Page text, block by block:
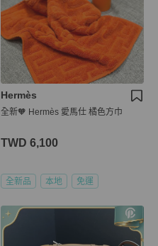
Hermès
全新🧡 Hermès 愛馬仕 橘色方巾
TWD 6,100
全新品 本地 免運